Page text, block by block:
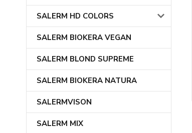
SALERM HD COLORS
SALERM BIOKERA VEGAN
SALERM BLOND SUPREME
SALERM BIOKERA NATURA
SALERMVISON
SALERM MIX